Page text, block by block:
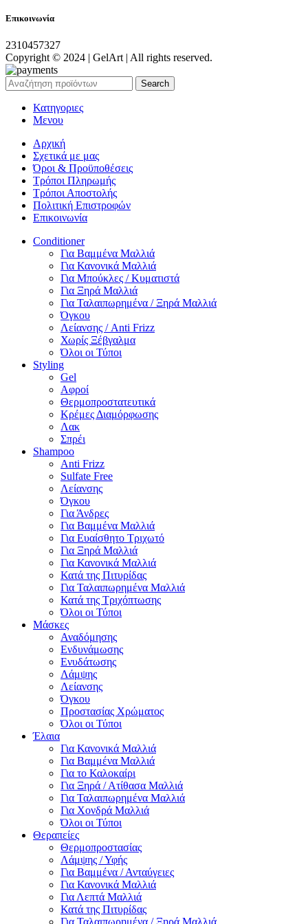
Επικοινωνία
2310457327
Copyright © 2024 | GelArt | All rights reserved.
Search
Κατηγοριες
Μενου
Αρχική
Σχετικά με μας
Όροι & Προϋποθέσεις
Τρόποι Πληρωμής
Τρόποι Αποστολής
Πολιτική Επιστροφών
Επικοινωνία
Conditioner
Για Βαμμένα Μαλλιά
Για Κανονικά Μαλλιά
Για Μπούκλες / Κυματιστά
Για Ξηρά Μαλλιά
Για Ταλαιπωρημένα / Ξηρά Μαλλιά
Όγκου
Λείανσης / Anti Frizz
Χωρίς Ξέβγαλμα
Όλοι οι Τύποι
Styling
Gel
Αφροί
Θερμοπροστατευτικά
Κρέμες Διαμόρφωσης
Λακ
Σπρέι
Shampoo
Anti Frizz
Sulfate Free
Λείανσης
Όγκου
Για Άνδρες
Για Βαμμένα Μαλλιά
Για Ευαίσθητο Τριχωτό
Για Ξηρά Μαλλιά
Για Κανονικά Μαλλιά
Κατά της Πιτυρίδας
Για Ταλαιπωρημένα Μαλλιά
Κατά της Τριχόπτωσης
Όλοι οι Τύποι
Μάσκες
Αναδόμησης
Ενδυνάμωσης
Ενυδάτωσης
Λάμψης
Λείανσης
Όγκου
Προστασίας Χρώματος
Όλοι οι Τύποι
Έλαια
Για Κανονικά Μαλλιά
Για Βαμμένα Μαλλιά
Για το Καλοκαίρι
Για Ξηρά / Ατίθασα Μαλλιά
Για Ταλαιπωρημένα Μαλλιά
Για Χονδρά Μαλλιά
Όλοι οι Τύποι
Θεραπείες
Θερμοπροστασίας
Λάμψης / Υφής
Για Βαμμένα / Ανταύγειες
Για Κανονικά Μαλλιά
Για Λεπτά Μαλλιά
Κατά της Πιτυρίδας